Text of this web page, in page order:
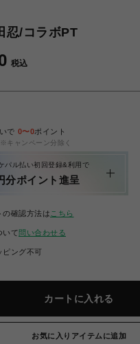
忍/コラボPT
税込
で 0〜0ポイント
キャンペーン分除く
パル払い初回登録&利用で
分ポイント進呈
の確認方法は こちら
いて問い合わせる
ピング不可
カートに入れる
お気に入りアイテムに追加